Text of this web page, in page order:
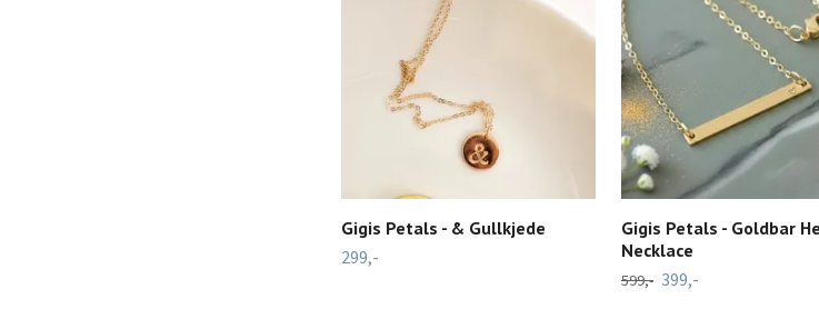
Gigis Petals - & Gullkjede
299,-
Gigis Petals - Goldbar
Necklace
599,- 399,-